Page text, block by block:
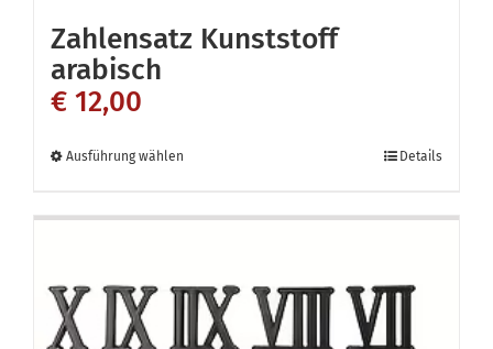
Zahlensatz Kunststoff
arabisch
€ 12,00
Ausführung wählen
weist
Varianten
auf.
Details